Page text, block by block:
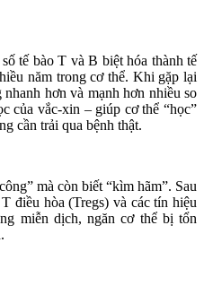
tế bào T và B biệt hóa thành tế
năm trong cơ thể. Khi gặp lại
hơn và mạnh hơn nhiều so
của vắc-xin – giúp cơ thể “học”
cần trải qua bệnh thật.
mà còn biết “kìm hãm”. Sau
điều hòa (Tregs) và các tín hiệu
miễn dịch, ngăn cơ thể bị tổn